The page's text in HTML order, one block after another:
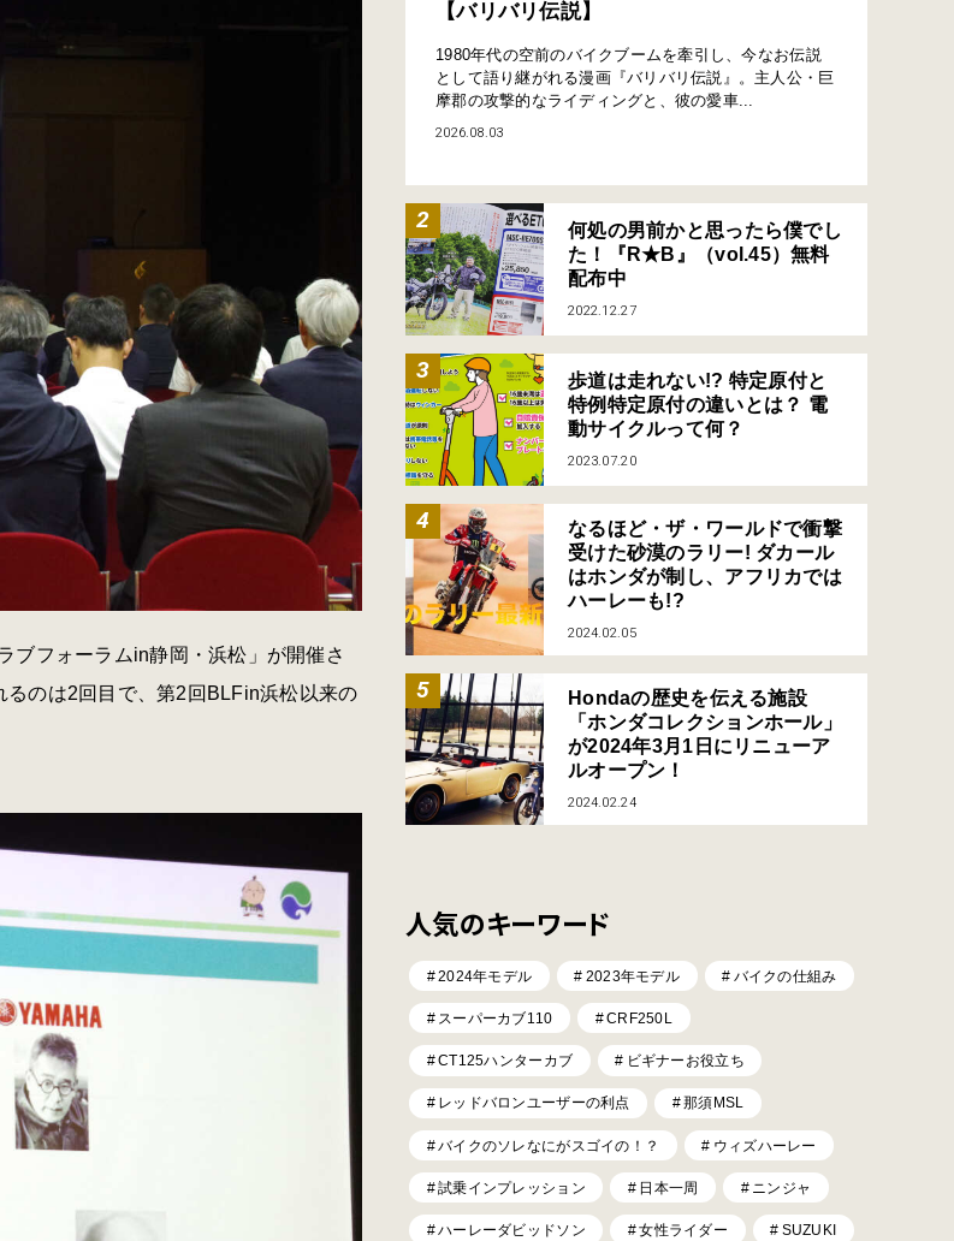
ブフォーラムin静岡・浜松」が開催さ
のは2回目で、第2回BLFin浜松以来の
【バリバリ伝説】
1980年代の空前のバイクブームを牽引し、今なお伝説
として語り継がれる漫画『バリバリ伝説』。主人公・巨
摩郡の攻撃的なライディングと、彼の愛車...
2026.08.03
何処の男前かと思ったら僕でし
た！『R★B』（vol.45）無料
配布中
2022.12.27
歩道は走れない!? 特定原付と
特例特定原付の違いとは？ 電
動サイクルって何？
2023.07.20
なるほど・ザ・ワールドで衝撃
受けた砂漠のラリー! ダカール
はホンダが制し、アフリカでは
ハーレーも!?
2024.02.05
Hondaの歴史を伝える施設
「ホンダコレクションホール」
が2024年3月1日にリニューア
ルオープン！
2024.02.24
人気のキーワード
2024年モデル 2023年モデル バイクの仕組み
スーパーカブ110 CRF250L
CT125ハンターカブ ビギナーお役立ち
レッドバロンユーザーの利点 那須MSL
バイクのソレなにがスゴイの！？ ウィズハーレー
試乗インプレッション 日本一周 ニンジャ
ハーレーダビッドソン 女性ライダー SUZUKI